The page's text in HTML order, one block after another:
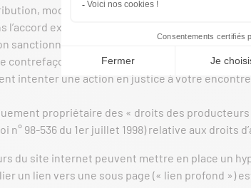
modification, adaptation,
l’accord exprès par écrit de notre société
sanctionnée par les articles L 3335-2 et
contrefaçon pouvant engager la
intenter une action en justice à votre encontre
propriétaire des « droits des producteurs
98-536 du 1er juillet 1998) relative aux droits
du site internet peuvent mettre en place un
un lien vers une sous page (« lien profond »)